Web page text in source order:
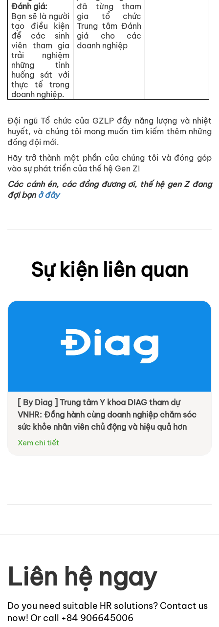
Đánh giá:
Bạn sẽ là người
tạo điều kiện
để các sinh
viên tham gia
trải nghiệm
những tình
huống sát với
thực tế trong
doanh nghiệp.
đã từng tham
gia tổ chức
Trung tâm Đánh
giá cho các
doanh nghiệp
Đội ngũ Tổ chức của GZLP đầy năng lượng và nhiệt
huyết, và chúng tôi mong muốn tìm kiếm thêm những
đồng đội mới.
Hãy trở thành một phần của chúng tôi và đóng góp
vào sự phát triển của thế hệ Gen Z!
Các cánh én, các đồng đương ơi, thế hệ gen Z đang
đợi bạn ở đây
Sự kiện liên quan
[ By Diag ] Trung tâm Y khoa DIAG tham dự
VNHR: Đồng hành cùng doanh nghiệp chăm sóc
sức khỏe nhân viên chủ động và hiệu quả hơn
Xem chi tiết
Liên hệ ngay
Do you need suitable HR solutions? Contact us
now! Or call +84 906645006